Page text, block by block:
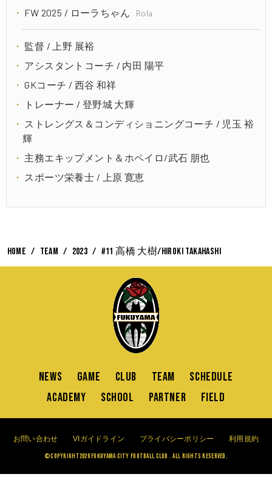
FW 2025 / ローラちゃん Rola
監督 / 上野 展裕
アシスタントコーチ / 内田 陽平
GKコーチ / 西谷 和祥
トレーナー / 登野城 大輝
ストレングス＆コンディショニングコーチ / 児玉 裕
輝
主務エキップメント＆ホペイロ/武石 朋也
スポーツ栄養士 / 上原 寛恵
HOME TEAM 2023 #11 高橋 大樹/Hiroki Takahashi
NEWS GAME CLUB TEAM
SCHEDULE
ACADEMY
SCHOOL PARTNER FIELD
お問い合わせ VIガイドライン プライバシーポリシー 利用規約
©Copyright2020 FUKUYAMA CITY FOOTBALL CLUB . All Rights Reserved.